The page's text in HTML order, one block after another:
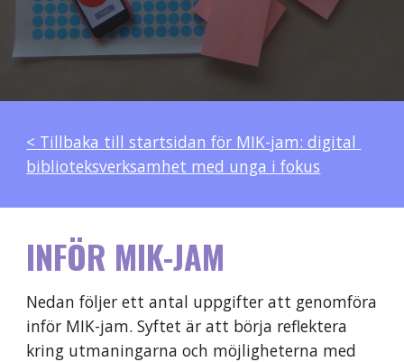
< Tillbaka till startsidan för MIK-jam: digital
biblioteksverksamhet med unga i fokus
INFÖR MIK-JAM
Nedan följer ett antal uppgifter att genomföra
inför MIK-jam. Syftet är att börja reflektera
kring utmaningarna och möjligheterna med